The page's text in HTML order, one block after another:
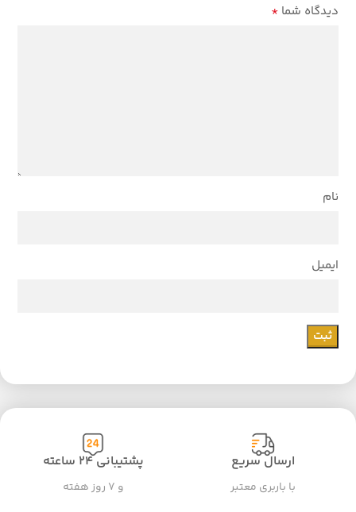
دیدگاه شما *
نام
ایمیل
ارسال سریع
با باربری معتبر
پشتیبانی ۲۴ ساعته
و ۷ روز هفته